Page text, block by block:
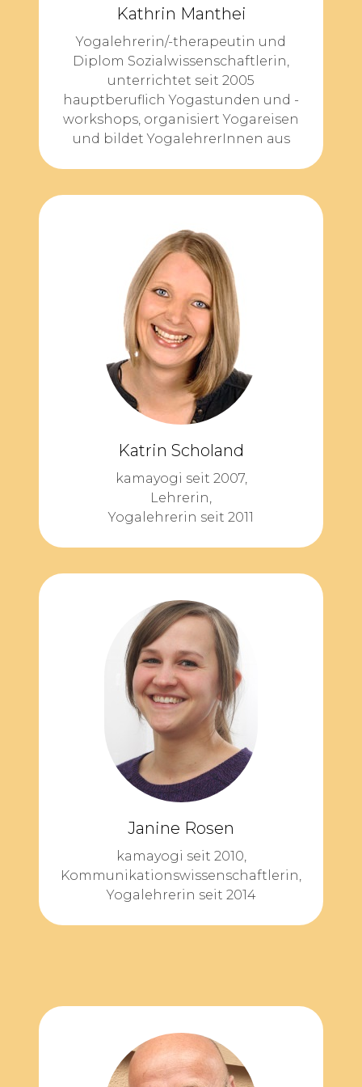
Kathrin Manthei
Yogalehrerin/-therapeutin und
Diplom Sozialwissenschaftlerin,
unterrichtet seit 2005
hauptberuflich Yogastunden und -
workshops, organisiert Yogareisen
und bildet YogalehrerInnen aus
Katrin Scholand
kamayogi seit 2007,
Lehrerin,
Yogalehrerin seit 2011
Janine Rosen
kamayogi seit 2010,
Kommunikations­wissenschaftlerin,
Yogalehrerin seit 2014